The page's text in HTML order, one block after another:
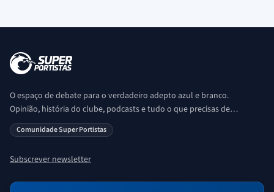
O espaço de debate para o verdadeiro adepto azul e branco.
Opinião, história do clube, podcasts e tudo o que precisas de
saber sobre o universo Porto. Ser Porto é aqui!
Comunidade Super Portistas
Subscrever newsletter